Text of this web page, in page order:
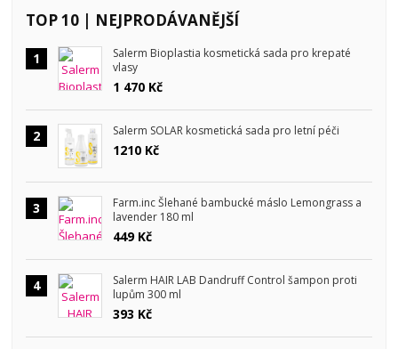
TOP 10 | NEJPRODÁVANĚJŠÍ
1
Salerm Bioplastia kosmetická sada pro krepaté
vlasy
1 470 Kč
2 Salerm SOLAR kosmetická sada pro letní péči
1210 Kč
3
Farm.inc Šlehané bambucké máslo Lemongrass a
lavender 180 ml
449 Kč
4
Salerm HAIR LAB Dandruff Control šampon proti
lupům 300 ml
393 Kč